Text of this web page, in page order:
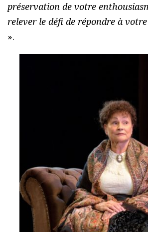
préservation de votre
relever le défi de répondre à
».